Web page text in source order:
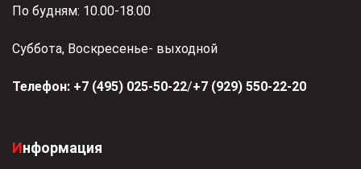
По будням: 10.00-18.00
Суббота, Воскресенье- выходной
Телефон: +7 (495) 025-50-22/+7 (929) 550-22-20
Информация